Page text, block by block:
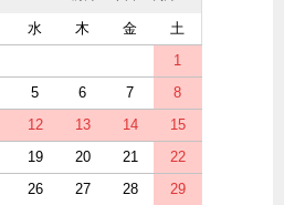
水 木 金
土
1
5 6 7
8
12 13 14
15
19 20 21
22
26 27 28 29